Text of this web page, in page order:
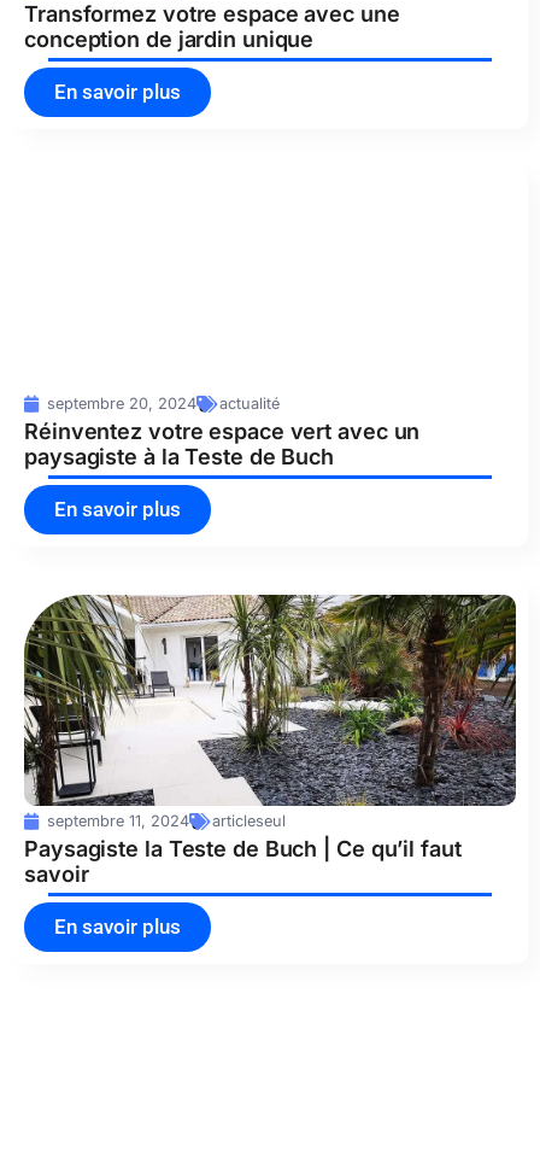
Transformez votre espace avec une
conception de jardin unique
En savoir plus
septembre 20, 2024 actualité
Réinventez votre espace vert avec un
paysagiste à la Teste de Buch
En savoir plus
septembre 11, 2024 articleseul
Paysagiste la Teste de Buch | Ce qu’il faut
savoir
En savoir plus